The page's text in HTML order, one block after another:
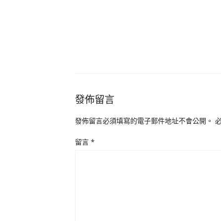
發佈留言
發佈留言必須填寫的電子郵件地址不會公開。
留言 *